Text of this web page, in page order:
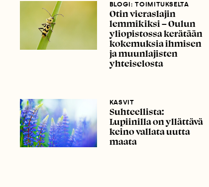
BLOGI: TOIMITUKSELTA
Otin vieraslajin
lemmikiksi – Oulun
yliopistossa kerätään
kokemuksia ihmisen
ja muunlajisten
yhteiselosta
KASVIT
Suhteellista:
Lupiinilla on yllättävä
keino vallata uutta
maata